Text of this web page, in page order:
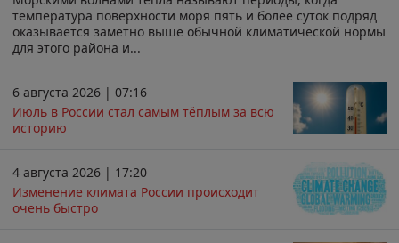
температура поверхности моря пять и более суток подряд
оказывается заметно выше обычной климатической нормы
для этого района и...
6 августа 2026 | 07:16
Июль в России стал самым тёплым за всю
историю
4 августа 2026 | 17:20
Изменение климата России происходит
очень быстро